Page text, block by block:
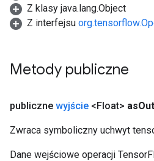
Z klasy java.lang.Object
Z interfejsu
Metody publiczne
publiczne wyjście <Float> as
Zwraca symboliczny uchwyt
Dane wejściowe operacji